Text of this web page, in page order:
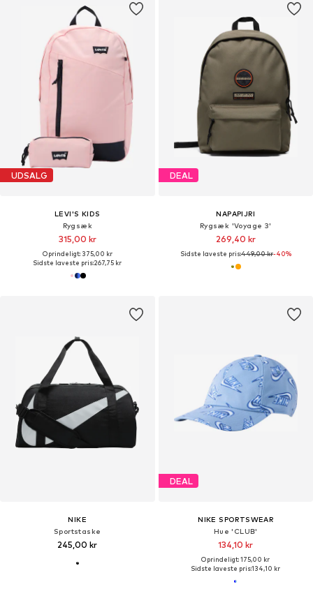
UDSALG
LEVI'S KIDS
Rygsæk
315,00 kr
Oprindeligt: 375,00 kr
Sidste laveste pris:267,75 kr
DEAL
NAPAPIJRI
Rygsæk 'Voyage 3'
269,40 kr
Sidste laveste pris:449,00 kr-40%
NIKE
Sportstaske
245,00 kr
DEAL
NIKE SPORTSWEAR
Hue 'CLUB'
134,10 kr
Oprindeligt: 175,00 kr
Sidste laveste pris:134,10 kr